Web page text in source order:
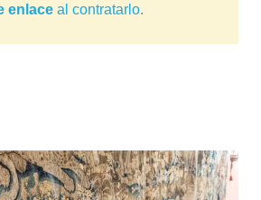
enlaceal contratarlo.